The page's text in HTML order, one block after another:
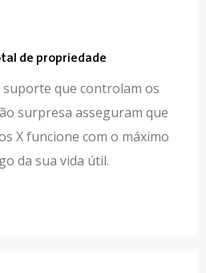
de propriedade
suporte que controlam os
surpresa asseguram que
X funcione com o máximo
da sua vida útil.